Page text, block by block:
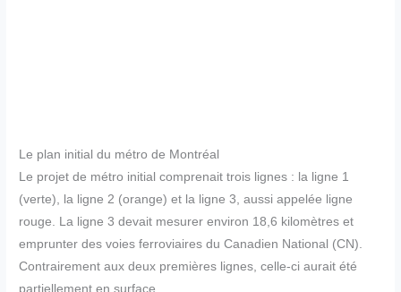
Le plan initial du métro de Montréal
Le projet de métro initial comprenait trois lignes : la ligne 1
(verte), la ligne 2 (orange) et la ligne 3, aussi appelée ligne
rouge. La ligne 3 devait mesurer environ 18,6 kilomètres et
emprunter des voies ferroviaires du Canadien National (CN).
Contrairement aux deux premières lignes, celle-ci aurait été
partiellement en surface.